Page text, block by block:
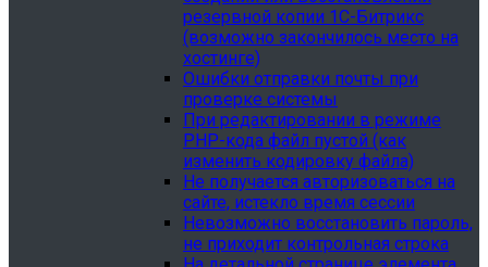
резервной копии 1С-Битрикс
(возможно закончилось место на
хостинге)
Ошибки отправки почты при
проверке системы
При редактировании в режиме
PHP-кода файл пустой (как
изменить кодировку файла)
Не получается авторизоваться на
сайте, истекло время сессии
Невозможно восстановить пароль,
не приходит контрольная строка